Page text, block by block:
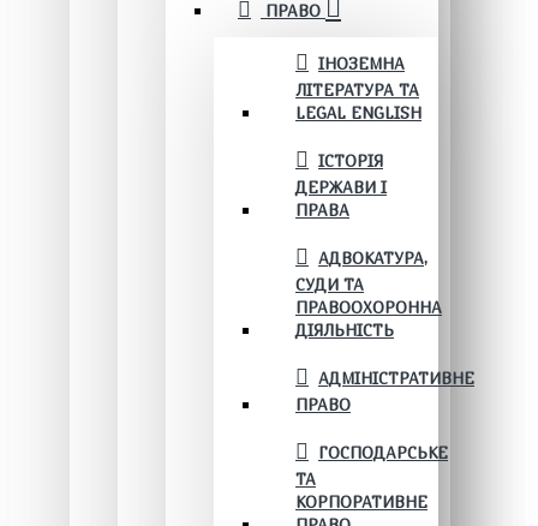
ПРАВО
ІНОЗЕМНА
ЛІТЕРАТУРА ТА
LEGAL ENGLISH
ІСТОРІЯ
ДЕРЖАВИ І
ПРАВА
АДВОКАТУРА,
СУДИ ТА
ПРАВООХОРОННА
ДІЯЛЬНІСТЬ
АДМІНІСТРАТИВНЕ
ПРАВО
ГОСПОДАРСЬКЕ
ТА
КОРПОРАТИВНЕ